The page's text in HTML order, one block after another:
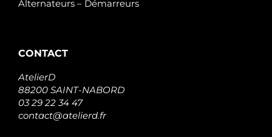
Alternateurs – Démarreurs
CONTACT
AtelierD
88200 SAINT-NABORD
03 29 22 34 47
contact@atelierd.fr